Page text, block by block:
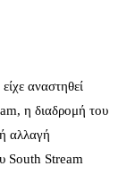
αναστηθεί
η διαδρομή του
αλλαγή
South Stream